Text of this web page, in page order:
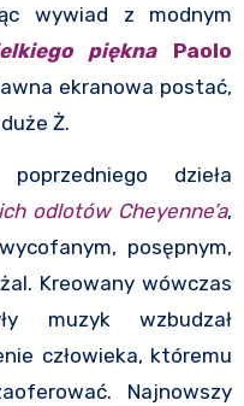
wywiad z modnym
piękna
Paolo
ekranowa postać,
Ż.
dzieła
odlotów Cheyenne’a,
posępnym,
Kreowany wówczas
muzyk wzbudzał
człowieka, któremu
Najnowszy